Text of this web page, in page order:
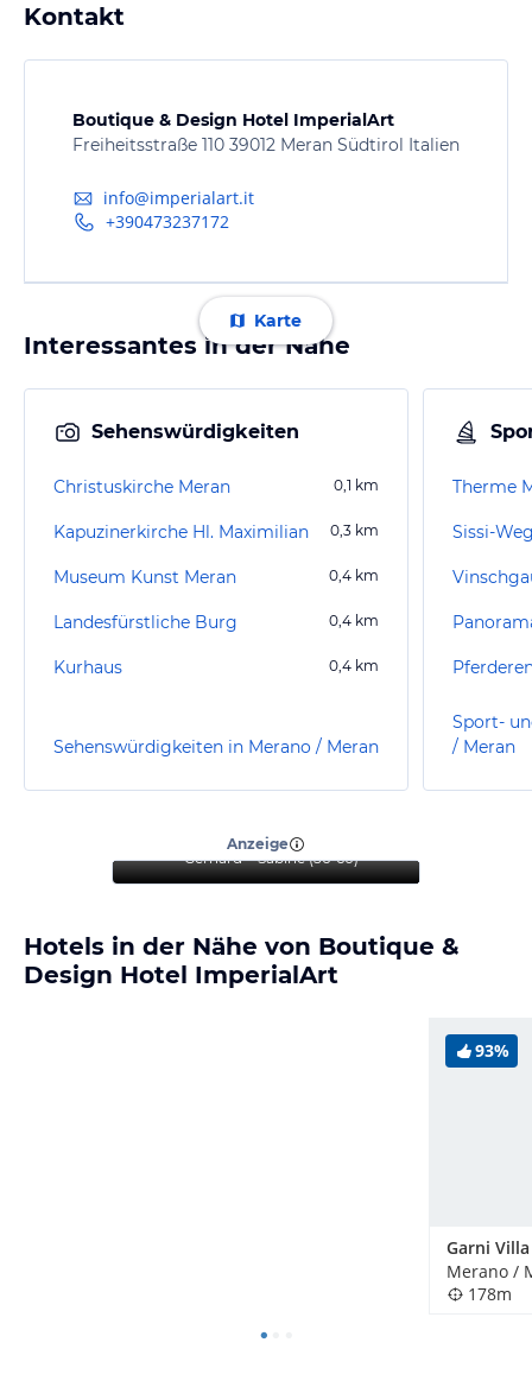
Kontakt
Boutique & Design Hotel ImperialArt
Freiheitsstraße 110 39012 Meran Südtirol Italien
info@imperialart.it
+390473237172
Karte
Interessantes in der Nähe
Sehenswürdigkeiten
Christuskirche Meran 0,1 km
Kapuzinerkirche Hl. Maximilian 0,3 km
Museum Kunst Meran 0,4 km
Landesfürstliche Burg 0,4 km
Kurhaus 0,4 km
Sehenswürdigkeiten in Merano / Meran
Therme
Sissi-
Sport-
/ Meran
Anzeige
“Mein Aufenthalt war
Gerhard + Sabine (56-60)
Hotels in der Nähe von Boutique &
Design Hotel ImperialArt
93%
Garni
Merano /
178m